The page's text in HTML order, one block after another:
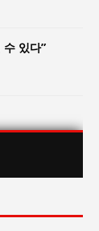
있다”